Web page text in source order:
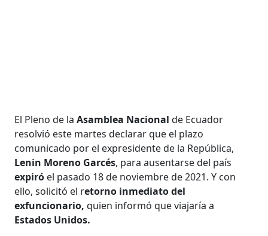
El Pleno de laAsamblea Nacional de Ecuador
resolvió este martes declarar que el plazo
comunicado por el expresidente de la República,
Lenin Moreno Garcés, para ausentarse del país
expiró el pasado 18 de noviembre de 2021. Y con
ello, solicitó el retorno inmediato del
exfuncionario,quien informó que viajaría a
Estados Unidos.